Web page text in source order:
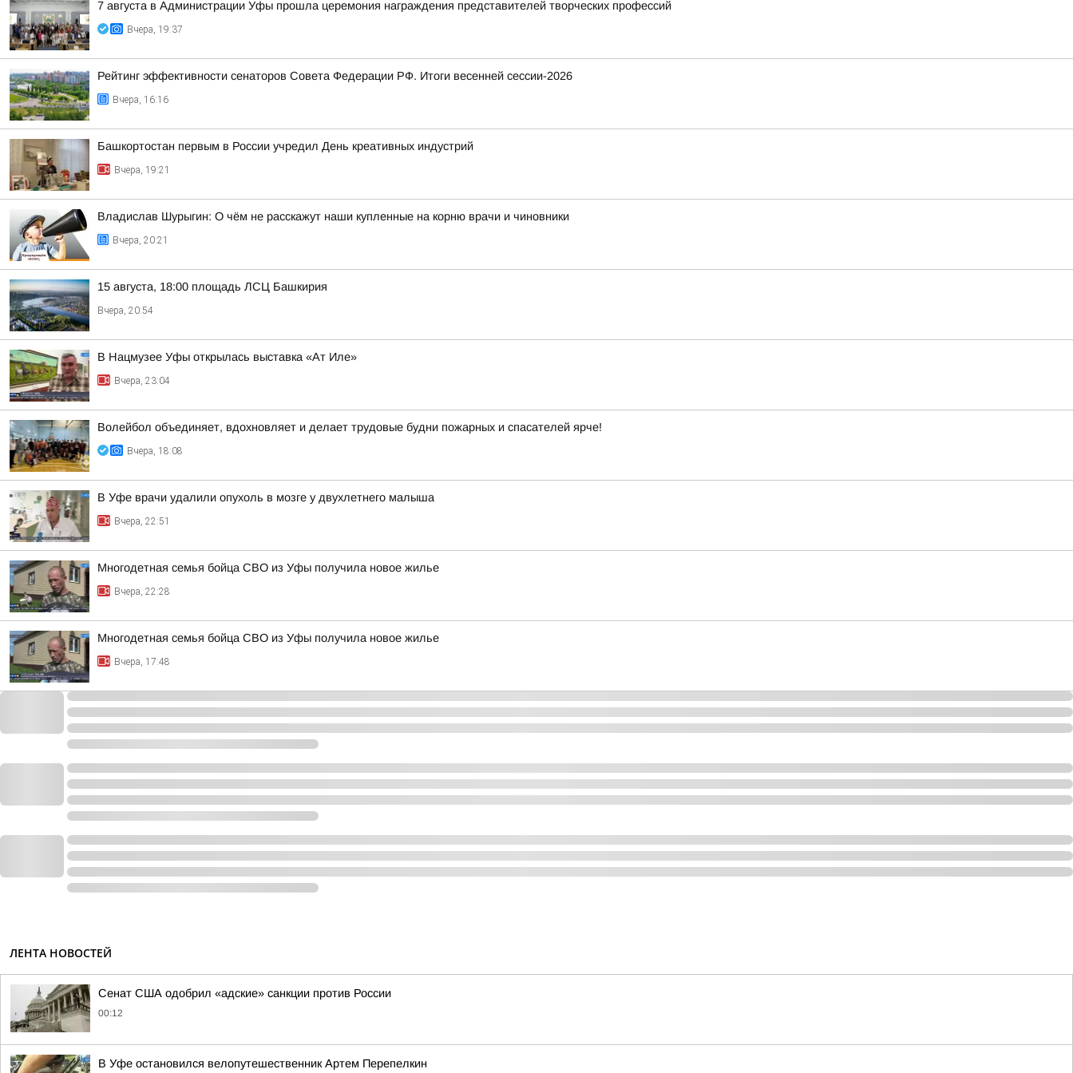
7 августа в Администрации Уфы прошла церемония награждения представителей творческих профессий
Вчера, 19:37
Рейтинг эффективности сенаторов Совета Федерации РФ. Итоги весенней сессии-2026
Вчера, 16:16
Башкортостан первым в России учредил День креативных индустрий
Вчера, 19:21
Владислав Шурыгин: О чём не расскажут наши купленные на корню врачи и чиновники
Вчера, 20:21
15 августа, 18:00 площадь ЛСЦ Башкирия
Вчера, 20:54
В Нацмузее Уфы открылась выставка «Ат Иле»
Вчера, 23:04
Волейбол объединяет, вдохновляет и делает трудовые будни пожарных и спасателей ярче!
Вчера, 18:08
В Уфе врачи удалили опухоль в мозге у двухлетнего малыша
Вчера, 22:51
Многодетная семья бойца СВО из Уфы получила новое жилье
Вчера, 22:28
Многодетная семья бойца СВО из Уфы получила новое жилье
Вчера, 17:48
ЛЕНТА НОВОСТЕЙ
Сенат США одобрил «адские» санкции против России
00:12
В Уфе остановился велопутешественник Артем Перепелкин